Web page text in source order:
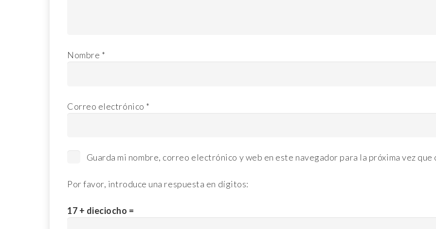
Nombre *
Correo electrónico *
Guarda mi nombre, correo electrónico y web en este navegador para la próxima vez que
Por favor, introduce una respuesta en dígitos:
17 + dieciocho =